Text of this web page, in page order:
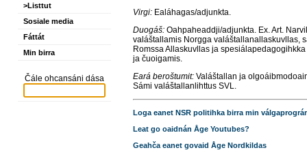
>Listtut
Sosiale media
Fáttát
Min birra
Čále ohcansáni dása
Virgi: Ealáhagas/adjunkta.
Duogáš: Oahpaheaddji/adjunkta. Ex. Art.
valáštallamis Norgga valáštallanallaskuvllas,
Romssa Allaskuvllas ja
ja čuoigamis.
Eará beroštumit: Valáštallan ja
Sámi valáštallanlihttus SVL.
Loga eanet NSR politihka birra min
Leat go oaidnán Åge Youtubes?
Geahča eanet govaid Åge Nordkildas